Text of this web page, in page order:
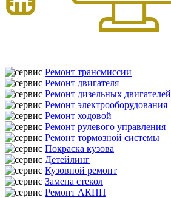
Ремонт трансмиссии
Ремонт двигателя
Ремонт дизельных двигателей
Ремонт электрооборудования
Ремонт ходовой
Ремонт рулевого управления
Ремонт тормозной системы
Покраска кузова
Детейлинг
Кузовной ремонт
Замена стекол
Ремонт АКПП